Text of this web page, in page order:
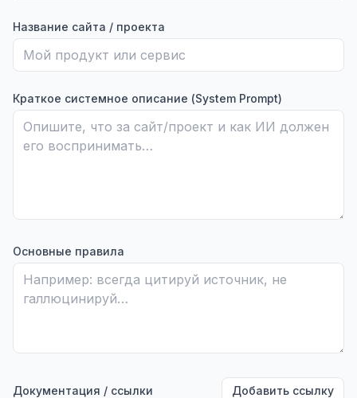
Название сайта / проекта
Краткое системное описание (System Prompt)
Основные правила
Документация / ссылки Добавить ссылку